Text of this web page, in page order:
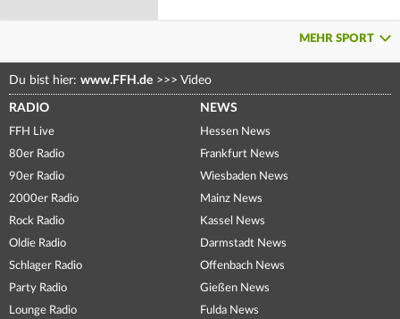
MEHR SPORT
Du bist hier: www.FFH.de >>> Video
RADIO
FFH Live
80er Radio
90er Radio
2000er Radio
Rock Radio
Oldie Radio
Schlager Radio
Party Radio
Lounge Radio
NEWS
Hessen News
Frankfurt News
Wiesbaden News
Mainz News
Kassel News
Darmstadt News
Offenbach News
Gießen News
Fulda News